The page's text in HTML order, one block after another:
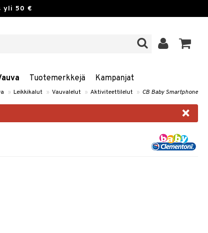
yli 50 €
Tuotemerkkejä Kampanjat
» Leikkikalut » Vauvalelut » Aktiviteettilelut » CB Baby Smartphone
×